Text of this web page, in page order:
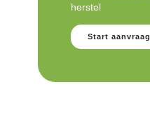
herstel
Start aanvraag